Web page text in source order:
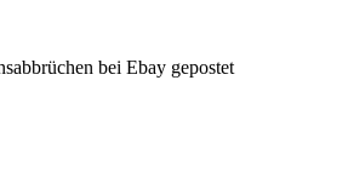
bei Ebay gepostet